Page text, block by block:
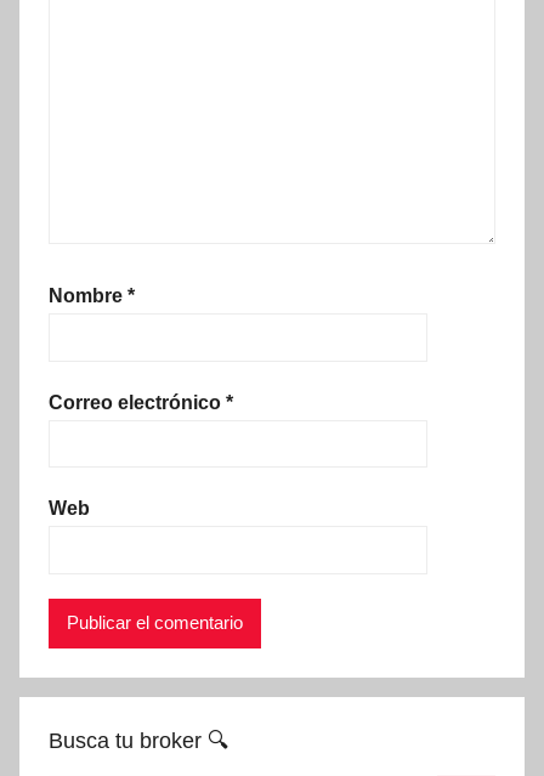
Nombre *
Correo electrónico *
Web
Busca tu broker 🔍